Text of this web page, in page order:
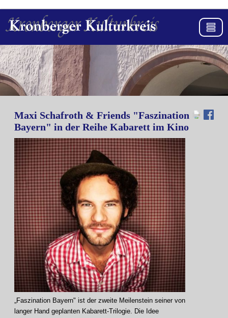
Maxi Schafroth & Friends "Faszination
Bayern" in der Reihe Kabarett im Kino
„Faszination Bayern" ist der zweite Meilenstein seiner von
langer Hand geplanten Kabarett-Trilogie. Die Idee